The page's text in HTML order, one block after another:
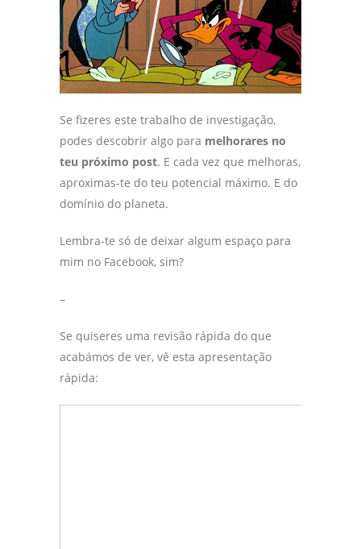
Se fizeres este trabalho de investigação,
podes descobrir algo para melhorares no
teu próximo post. E cada vez que melhoras,
aproximas-te do teu potencial máximo. E do
domínio do planeta.
Lembra-te só de deixar algum espaço para
mim no Facebook, sim?
–
Se quiseres uma revisão rápida do que
acabámos de ver, vê esta apresentação
rápida: